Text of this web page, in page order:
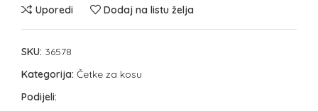
Uporedi Dodaj na listu želja
SKU: 36578
Kategorija: Četke za kosu
Podijeli: